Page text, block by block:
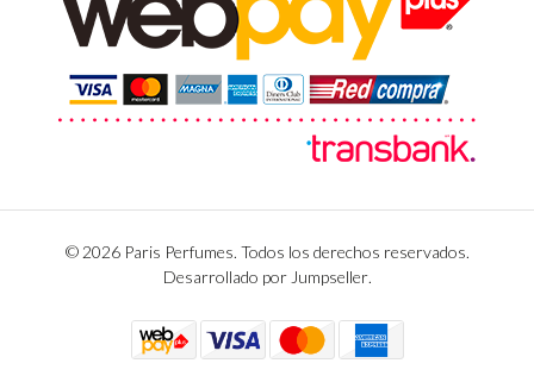
© 2026 Paris Perfumes. Todos los derechos reservados.
Desarrollado por Jumpseller.